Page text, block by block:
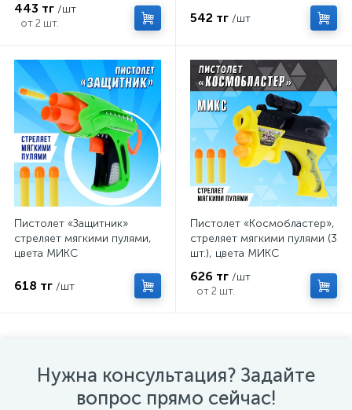
443 тг /шт
от 2 шт. 542 тг /шт
Пистолет «Защитник»
стреляет мягкими пулями,
цвета МИКС
618 тг /шт
Пистолет «Космобластер»,
стреляет мягкими пулями (3
шт.), цвета МИКС
626 тг /шт
от 2 шт.
Нужна консультация? Задайте
вопрос прямо сейчас!